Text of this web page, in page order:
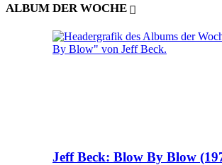
ALBUM DER WOCHE
Jeff Beck: Blow By Blow